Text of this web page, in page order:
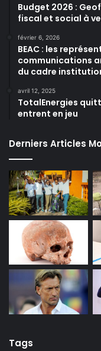
Budget 2026 :
fiscal et social à
février 6, 2026
BEAC : les
communications
du cadre
avril 12, 2025
TotalEnergies
entrent en jeu
Derniers Articles
Tags